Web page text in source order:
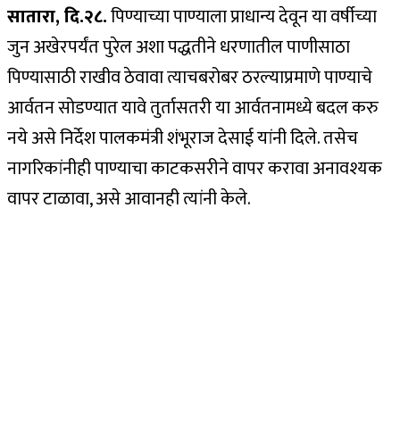
सातारा, दि.२८.पिण्याच्या पाण्याला प्राधान्य देवून या वर्षीच्या
जुन अखेरपर्यंत पुरेल अशा पद्धतीने धरणातील पाणीसाठा
पिण्यासाठी राखीव ठेवावा त्याचबरोबर ठरल्याप्रमाणे पाण्याचे
आर्वतन सोडण्यात यावे तुर्तासतरी या आर्वतनामध्ये बदल करु
नये असे निर्देश पालकमंत्री शंभूराज देसाई यांनी दिले. तसेच
नागरिकांनीही पाण्याचा काटकसरीने वापर करावा अनावश्यक
वापर टाळावा, असे आवानही त्यांनी केले.